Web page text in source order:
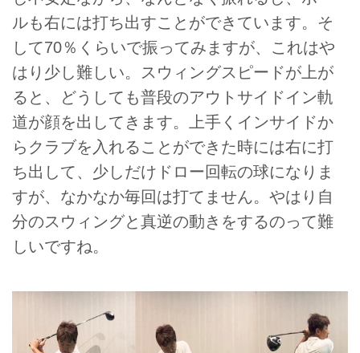
ルも右には打ち出すことができています。そ
して70％くらいで振ってみますが、これはや
はり少し難しい。スウィングスピードが上が
ると、どうしても普段のアウトサイドイン軌
道が顔を出してきます。上手くインサイドか
らクラブを入れることができた時には右に打
ち出して、少しだけドロー回転の球になりま
すが、なかなか毎回は打てません。やはり自
分のスウィングと真逆の動きをするのって難
しいですね。